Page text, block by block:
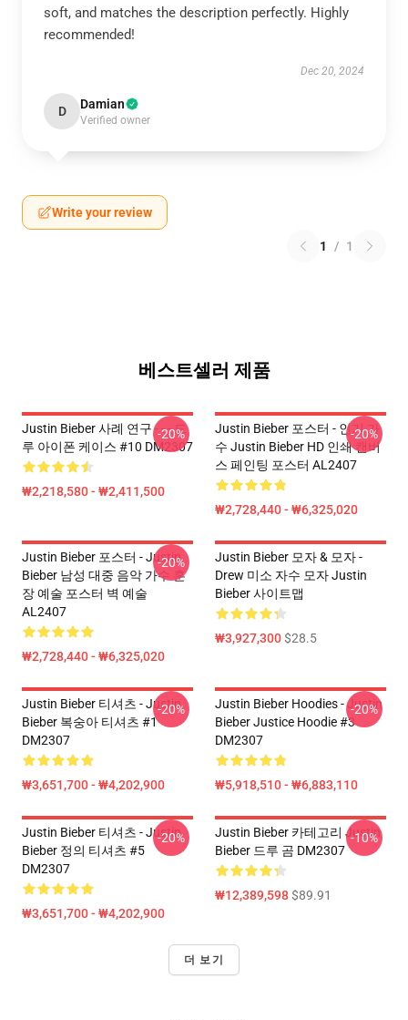
soft, and matches the description perfectly. Highly
recommended!
Dec 20, 2024
D Damian
Verified owner
Write your review
1 / 1
베스트셀러 제품
Justin Bieber 사례 연구 - - - 드
루 아이폰 케이스 #10 DM2307
₩2,218,580 - ₩2,411,500
-20%
Justin Bieber 포스터 - 인기 가
수 Justin Bieber HD 인쇄 캔버
스 페인팅 포스터 AL2407
₩2,728,440 - ₩6,325,020
-20%
Justin Bieber 포스터 - Justin
Bieber 남성 대중 음악 가수 훈
장 예술 포스터 벽 예술
AL2407
₩2,728,440 - ₩6,325,020
-20%
Justin Bieber 모자 & 모자 -
Drew 미소 자수 모자 Justin
Bieber 사이트맵
₩3,927,300$28.5
Justin Bieber 티셔츠 - Justin
Bieber 복숭아 티셔츠 #1
DM2307
₩3,651,700 - ₩4,202,900
-20%
Justin Bieber Hoodies - Justin
Bieber Justice Hoodie #3
DM2307
₩5,918,510 - ₩6,883,110
-20%
Justin Bieber 티셔츠 - Justin
Bieber 정의 티셔츠 #5
DM2307
₩3,651,700 - ₩4,202,900
-20%
Justin Bieber 카테고리 Justin
Bieber 드루 곰 DM2307
₩12,389,598$89.91
-10%
더 보기